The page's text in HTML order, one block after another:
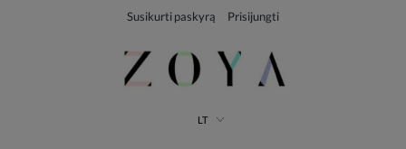
Susikurti paskyrą Prisijungti
LT